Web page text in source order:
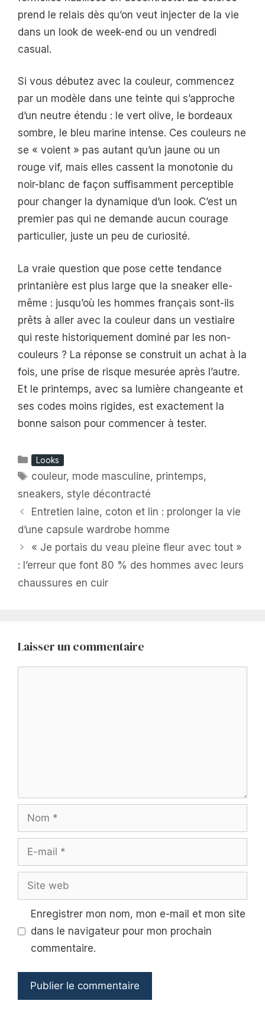
prend le relais dès qu’on veut injecter de la vie
dans un look de week-end ou un vendredi
casual.
Si vous débutez avec la couleur, commencez
par un modèle dans une teinte qui s’approche
d’un neutre étendu : le vert olive, le bordeaux
sombre, le bleu marine intense. Ces couleurs ne
se « voient » pas autant qu’un jaune ou un
rouge vif, mais elles cassent la monotonie du
noir-blanc de façon suffisamment perceptible
pour changer la dynamique d’un look. C’est un
premier pas qui ne demande aucun courage
particulier, juste un peu de curiosité.
La vraie question que pose cette tendance
printanière est plus large que la sneaker elle-
même : jusqu’où les hommes français sont-ils
prêts à aller avec la couleur dans un vestiaire
qui reste historiquement dominé par les non-
couleurs ? La réponse se construit un achat à la
fois, une prise de risque mesurée après l’autre.
Et le printemps, avec sa lumière changeante et
ses codes moins rigides, est exactement la
bonne saison pour commencer à tester.
Catégories
Looks
Étiquettes
couleur, mode masculine, printemps,
sneakers, style décontracté
Entretien laine, coton et lin : prolonger la vie
d’une capsule wardrobe homme
« Je portais du veau pleine fleur avec tout »
: l’erreur que font 80 % des hommes avec leurs
chaussures en cuir
Laisser un commentaire
Nom
mail
Site
web
Enregistrer mon nom, mon e-mail et mon site
dans le navigateur pour mon prochain
commentaire.